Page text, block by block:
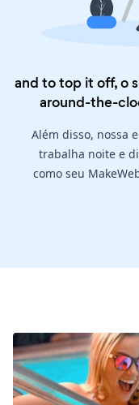
and to top it off, o
around-the-
Além disso, nossa
trabalha noite e
como seu